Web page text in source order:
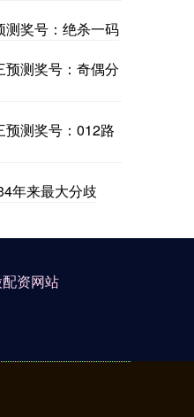
测奖号：绝杀一码
测奖号：奇偶分
测奖号：012路
年来最大分歧
资网站